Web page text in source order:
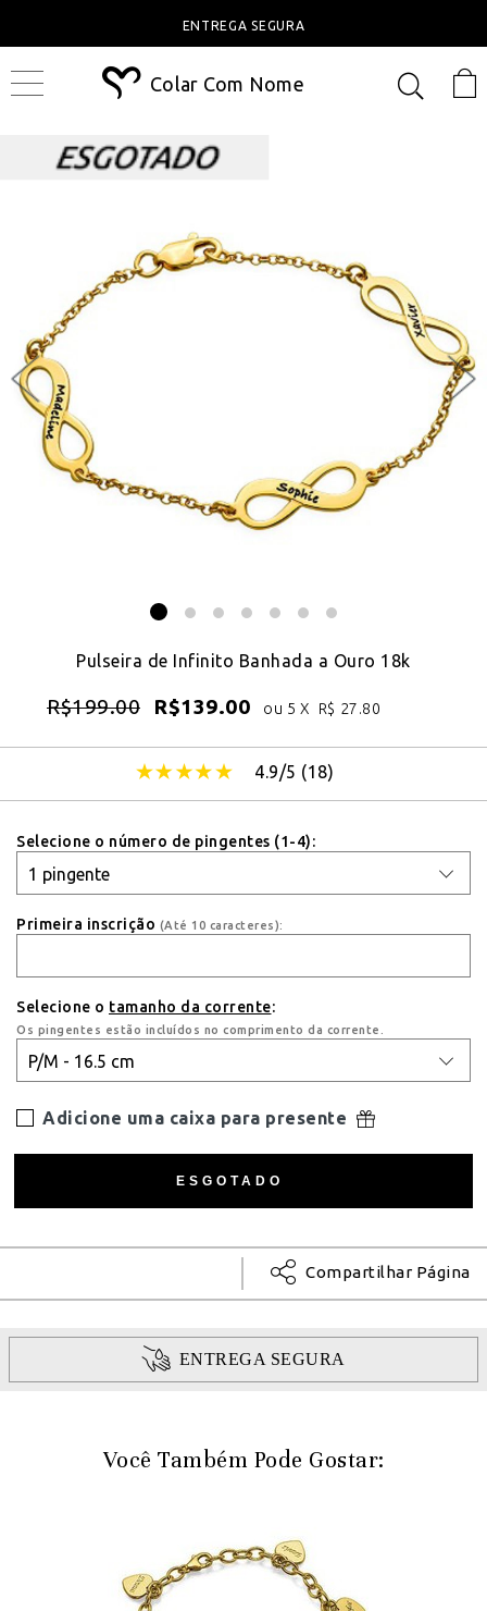
ENTREGA SEGURA
Colar Com Nome
Pulseira de Infinito Banhada a Ouro 18k
R$199.00 R$139.00 ou 5 X R$ 27.80
4.9/5 (18)
Selecione o número de pingentes (1-4):
Primeira inscrição (Até 10 caracteres):
Selecione o tamanho da corrente:
Os pingentes estão incluídos no comprimento da corrente.
Adicione uma caixa para presente
Compartilhar Página
ENTREGA SEGURA
Você Também Pode Gostar: